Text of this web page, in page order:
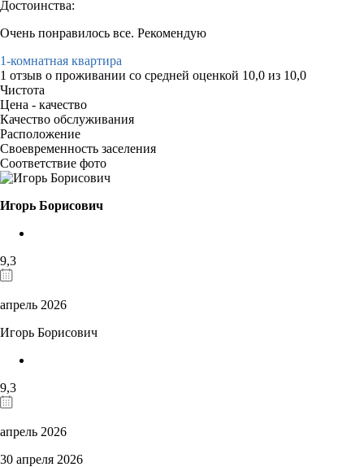
Достоинства:
Очень понравилось все. Рекомендую
1-комнатная квартира
1 отзыв о проживании со средней оценкой 10,0 из 10,0
Чистота
Цена - качество
Качество обслуживания
Расположение
Своевременность заселения
Соответствие фото
Игорь Борисович
9,3
апрель 2026
Игорь Борисович
9,3
апрель 2026
30 апреля 2026